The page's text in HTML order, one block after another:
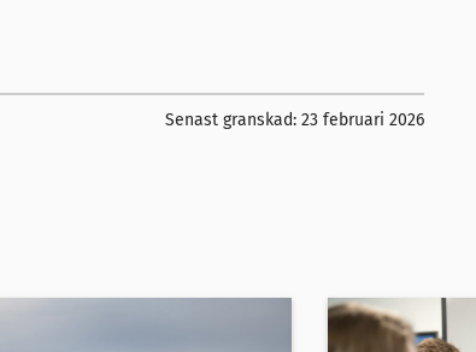
Senast granskad: 23 februari 2026